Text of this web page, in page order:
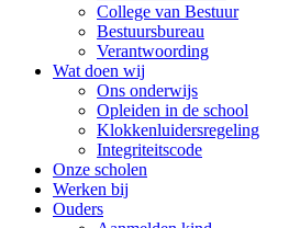
College van Bestuur
Bestuursbureau
Verantwoording
Wat doen wij
Ons onderwijs
Opleiden in de school
Klokkenluidersregeling
Integriteitscode
Onze scholen
Werken bij
Ouders